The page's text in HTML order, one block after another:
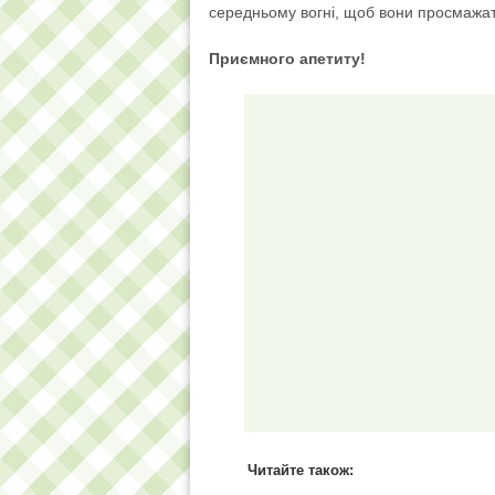
середньому вогні, щоб вони
Приємного апетиту!
Читайте також: